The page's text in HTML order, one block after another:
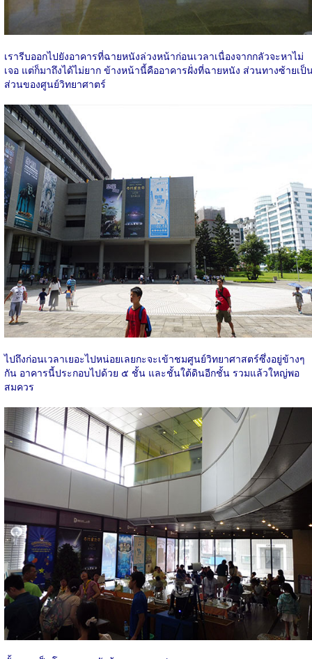
เรารีบออกไปยังอาคารที่ฉายหนังล่วงหน้าก่อนเวลาเนื่องจากกลัวจะหาไม่
เจอ แต่ก็มาถึงได้ไม่ยาก ข้างหน้านี้คืออาคารฝั่งที่ฉายหนัง ส่วนทางซ้ายเป็
ส่วนของศูนย์วิทยาศาตร์
ไปถึงก่อนเวลาเยอะไปหน่อยเลยกะจะเข้าชมศูนย์วิทยาศาสตร์ซึ่งอยู่ข้างๆ
กัน อาคารนี้ประกอบไปด้วย ๕ ชั้น และชั้นใต้ดินอีกชั้น รวมแล้วใหญ่พอ
สมควร